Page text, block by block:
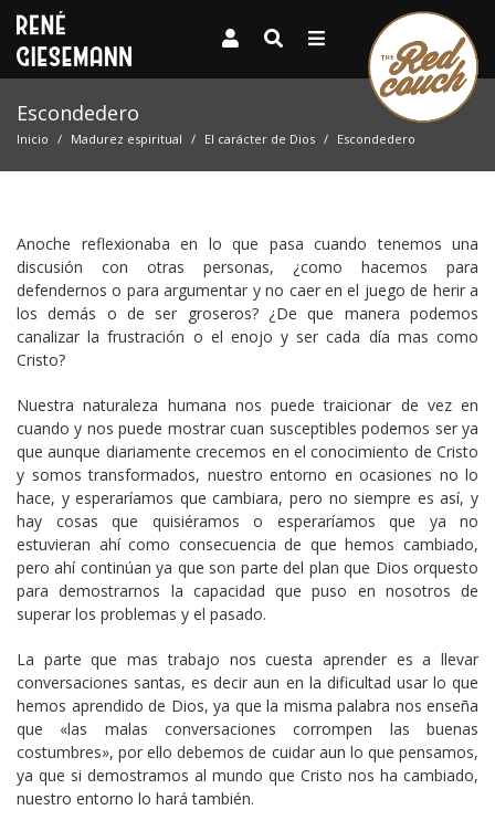
Escondedero
Inicio Madurez espiritual El carácter de Dios Escondedero
Anoche reflexionaba en lo que pasa cuando tenemos una
discusión con otras personas, ¿como hacemos para
defendernos o para argumentar y no caer en el juego de herir a
los demás o de ser groseros? ¿De que manera podemos
canalizar la frustración o el enojo y ser cada día mas como
Cristo?
Nuestra naturaleza humana nos puede traicionar de vez en
cuando y nos puede mostrar cuan susceptibles podemos ser ya
que aunque diariamente crecemos en el conocimiento de Cristo
y somos transformados, nuestro entorno en ocasiones no lo
hace, y esperaríamos que cambiara, pero no siempre es así, y
hay cosas que quisiéramos o esperaríamos que ya no
estuvieran ahí como consecuencia de que hemos cambiado,
pero ahí continúan ya que son parte del plan que Dios orquesto
para demostrarnos la capacidad que puso en nosotros de
superar los problemas y el pasado.
La parte que mas trabajo nos cuesta aprender es a llevar
conversaciones santas, es decir aun en la dificultad usar lo que
hemos aprendido de Dios, ya que la misma palabra nos enseña
que «las malas conversaciones corrompen las buenas
costumbres», por ello debemos de cuidar aun lo que pensamos,
ya que si demostramos al mundo que Cristo nos ha cambiado,
nuestro entorno lo hará también.